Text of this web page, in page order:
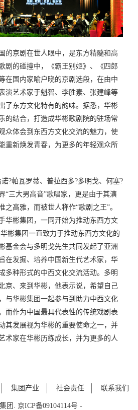
的京剧在世人眼中，是东方精髓和高
剧的碰撞中，《霸王别姬》、《四郎
在国内家喻户晓的京剧选段，在由中
演艺术家于魁智、李胜素、张建峰等
了东方文化特有的韵味。据悉，华彬
的结合，打造成华彬歌剧院的驻场常
众体会到东西方文化交流的魅力，使
重新焕发青春，为更多的年轻观众所
?帕瓦罗蒂、普拉西多?多明戈、何塞?
“三大男高音”歌唱家，更是由于其演
之高雅，而被世人称作“歌剧之王”。
华彬集团，一同开始为推动东西方文
彬集团一直致力于推动东西方文化的
基金会与多明戈先生共同发起了亚洲
在发掘、培养中国新生代艺术家，华
多种形式的中西文化交流活动。多明
京、来到华彬，他表示说，希望自己
与华彬集团一起参与到助力中西文化
而作为中国最具代表性的传统戏剧表
其发展视为华彬的重要使命之一，并
术家在华彬历练成长，并为更多的人
集团产业 社会责任 联系我们
团. 京ICP备09104114号 -